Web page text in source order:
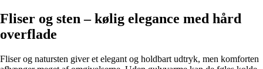
Fliser og sten – kølig elegance med hård
overflade
Fliser og natursten giver et elegant og holdbart udtryk, men komforten